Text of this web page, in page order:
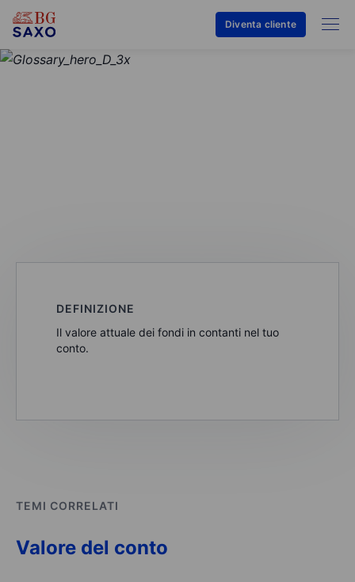
Diventa cliente
DEFINIZIONE
Il valore attuale dei fondi in contanti nel tuo
conto.
TEMI CORRELATI
Valore del conto